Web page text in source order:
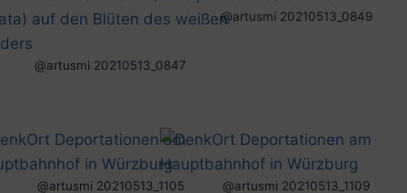
@artusmi 20210513_0847
@artusmi 20210513_0849
@artusmi 20210513_1105 @artusmi 20210513_1109